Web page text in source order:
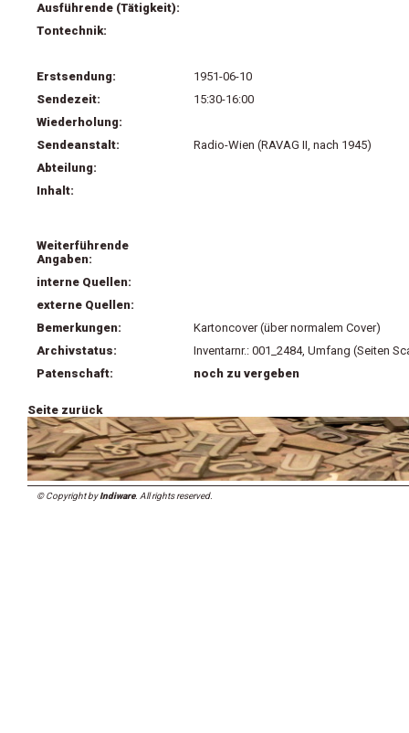
Ausführende (Tätigkeit):
Tontechnik:
Erstsendung:
1951-06-10
Sendezeit:
15:30-16:00
Wiederholung:
Sendeanstalt:
Radio-Wien (RAVAG II, nach 1945)
Abteilung:
Inhalt:
Weiterführende
Angaben:
interne Quellen:
externe Quellen:
Bemerkungen:
Kartoncover (über normalem Cover)
Archivstatus:
Inventarnr.: 001_2484, Umfang (Seiten
Patenschaft:
noch zu vergeben
Seite zurück
© Copyright byIndiware. All rights reserved.